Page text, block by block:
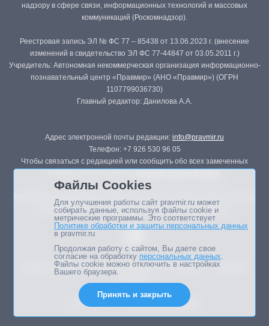
надзору в сфере связи, информационных технологий и массовых
коммуникаций (Роскомнадзор).
Реестровая запись ЭЛ № ФС 77 – 85438 от 13.06.2023 г. (внесение
изменений в свидетельство ЭЛ ФС 77-44847 от 03.05.2011 г.)
Учредитель: Автономная некоммерческая организация информационно-
познавательный центр «Правмир» (АНО «Правмир») (ОГРН
1107799036730)
Главный редактор: Данилова А.А.
Адрес электронной почты редакции: info@pravmir.ru
Телефон: +7 926 530 96 05
Чтобы связаться с редакцией или сообщить обо всех замеченных
Републикация материалов сайта в печатных изданиях (книгах, прессе)
возможна только с письменного разрешения редакции.
Мнение авторов статей портала может не совпадать с позицией
Дизайн сайта -
Файлы Cookies
Для улучшения работы сайт pravmir.ru может
собирать данные, используя файлы cookie и
метрические программы. Это соответствует
Политике обработки и защиты персональных данных
в pravmir.ru
Продолжая работу с сайтом, Вы даете свое
согласие на обработку персональных данных.
Файлы cookie можно отключить в настройках
Вашего браузера.
Принять и закрыть